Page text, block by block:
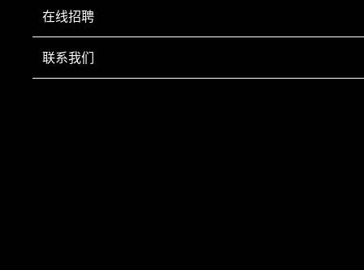
在线招聘
联系我们
时与做账会计对接；
6.负责开具各項票据；